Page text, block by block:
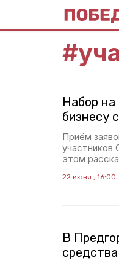
#
Набор на
бизнесу
Приём
участников
этом
22 июня , 16:00
В